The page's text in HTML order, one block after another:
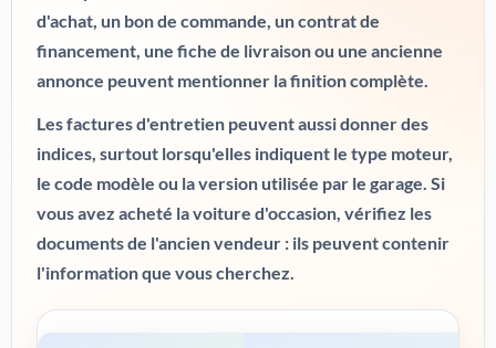
d'achat, un bon de commande, un contrat de
financement, une fiche de livraison ou une ancienne
annonce peuvent mentionner la finition complète.
Les factures d'entretien peuvent aussi donner des
indices, surtout lorsqu'elles indiquent le type moteur,
le code modèle ou la version utilisée par le garage. Si
vous avez acheté la voiture d'occasion, vérifiez les
documents de l'ancien vendeur : ils peuvent contenir
l'information que vous cherchez.